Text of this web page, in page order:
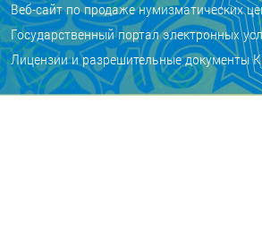
Веб-сайт по продаже нумизматических
Государственный портал электронных
Лицензии и разрешительные документы